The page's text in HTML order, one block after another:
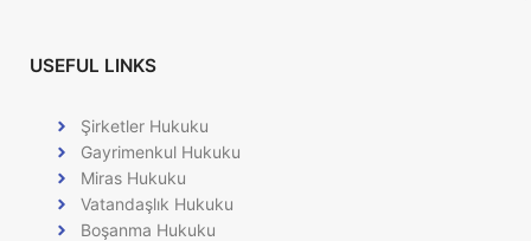
USEFUL LINKS
Şirketler Hukuku
Gayrimenkul Hukuku
Miras Hukuku
Vatandaşlık Hukuku
Boşanma Hukuku